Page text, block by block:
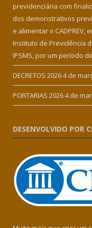
previdenciária com
dos demonstrativos
e alimentar o
Instituto de Previdência
IPSMS, por um período
DECRETOS 20264 de
PORTARIAS 20264 de
DESENVOLVIDO POR